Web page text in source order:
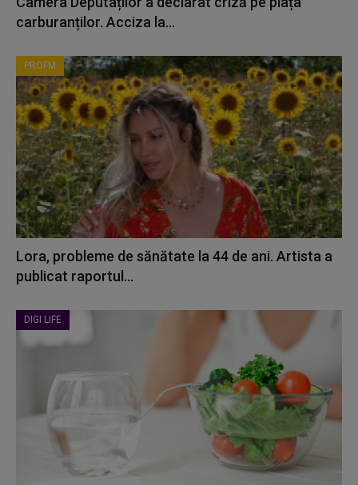
carburanților. Acciza la...
PROFM
Lora, probleme de sănătate la 44 de ani. Artista a
publicat raportul...
DIGI LIFE